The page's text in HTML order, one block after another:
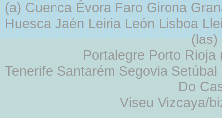
(a) Cuenca Évora Faro Girona
Huesca Jaén Leiria León Lisboa
Portalegre Porto
Tenerife Santarém Segovia
Do
Viseu Vizcaya/